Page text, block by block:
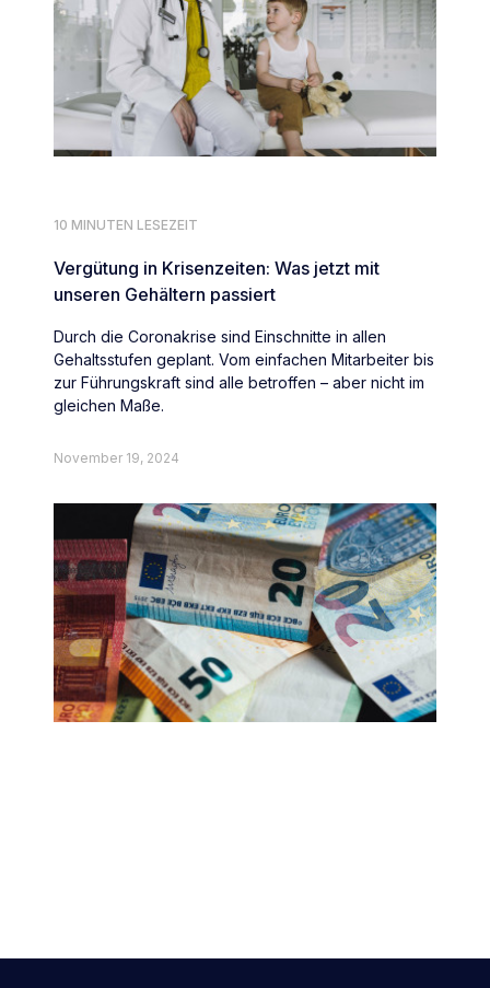
10 MINUTEN LESEZEIT
Vergütung in Krisenzeiten: Was jetzt mit
unseren Gehältern passiert
Durch die Coronakrise sind Einschnitte in allen
Gehaltsstufen geplant. Vom einfachen Mitarbeiter bis
zur Führungskraft sind alle betroffen – aber nicht im
gleichen Maße.
November 19, 2024